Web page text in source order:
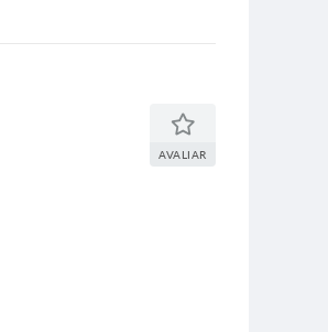
AVALIAR